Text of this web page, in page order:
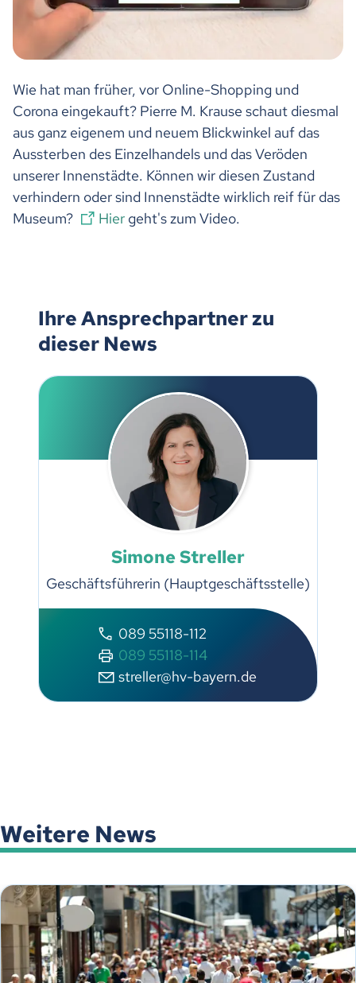
Wie hat man früher, vor Online-Shopping und
Corona eingekauft? Pierre M. Krause schaut diesmal
aus ganz eigenem und neuem Blickwinkel auf das
Aussterben des Einzelhandels und das Veröden
unserer Innenstädte. Können wir diesen Zustand
verhindern oder sind Innenstädte wirklich reif für das
Museum?
Hier geht's zum Video.
Ihre Ansprechpartner zu
dieser News
Simone Streller
Geschäftsführerin (Hauptgeschäftsstelle)
089 55118-112
089 55118-114
streller@hv-bayern.de
Weitere News